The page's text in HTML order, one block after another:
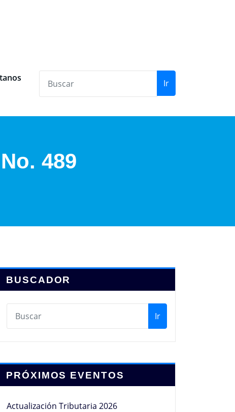
Ir
489
BUSCADOR
Ir
PRÓXIMOS EVENTOS
Actualización Tributaria 2026